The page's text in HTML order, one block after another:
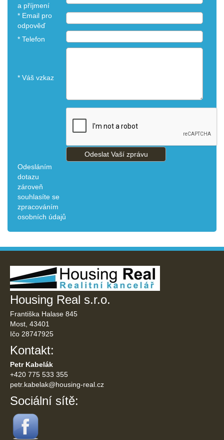
a příjmení
* Email pro
odpověď
* Telefon
* Váš vzkaz
Odesláním
dotazu
zároveň
souhlasíte se
zpracováním
osobních údajů
Housing Real s.r.o.
Františka Halase 845
Most, 43401
Ičo 28747925
Kontakt:
Petr Kabelák
+420 775 533 355
petr.kabelak@housing-real.cz
Sociální sítě: